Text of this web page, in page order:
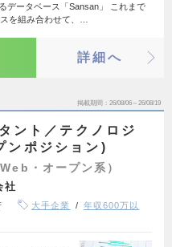
データベース「Sansan」 これまで
を組み合わせて、…
詳細へ
掲載期間 26/08/06～26/08/19
ント／テクノロジ
ンポジション)
・オープン系）
社
大手企業
年収600万以